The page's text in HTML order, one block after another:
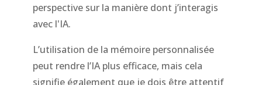
perspective sur la manière dont j’interagis
avec l'IA.
L’utilisation de la mémoire personnalisée
peut rendre l’IA plus efficace, mais cela
signifie également que je dois être attentif